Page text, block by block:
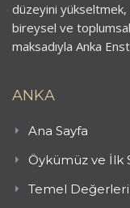
düzeyini
bireysel ve
maksadıyla Anka
ANKA
Ana Sayfa
Öykümüz ve İlk
Temel